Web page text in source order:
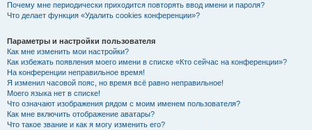
Почему мне периодически приходится повторять ввод имени и пароля?
Что делает функция «Удалить cookies конференции»?
Параметры и настройки пользователя
Как мне изменить мои настройки?
Как избежать появления моего имени в списке «Кто сейчас на конференции»?
На конференции неправильное время!
Я изменил часовой пояс, но время всё равно неправильное!
Моего языка нет в списке!
Что означают изображения рядом с моим именем пользователя?
Как мне включить отображение аватары?
Что такое звание и как я могу изменить его?